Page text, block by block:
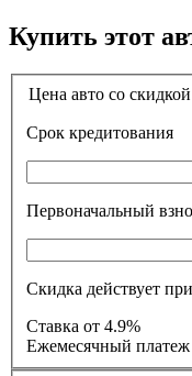
Купить этот
Цена авто со
Срок кредитования
Первоначальный
Скидка действует
Ставка
от 4.9%
Ежемесячный платеж